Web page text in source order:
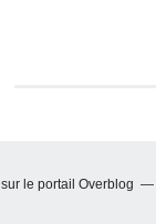
sur le portail Overblog